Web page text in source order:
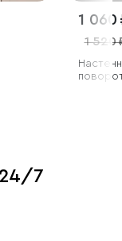
1 060
1 520
24/7